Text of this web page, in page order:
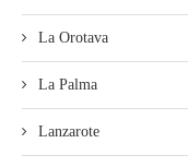
La Orotava
La Palma
Lanzarote